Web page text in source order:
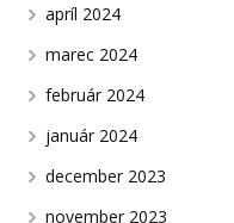
apríl 2024
marec 2024
február 2024
január 2024
december 2023
november 2023